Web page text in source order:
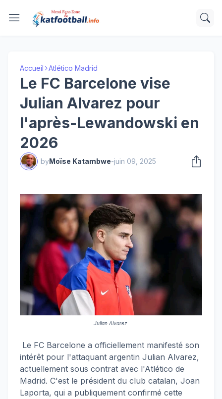
Accueil Atlético Madrid
Le FC Barcelone vise
Julian Alvarez pour
l'après-Lewandowski en
2026
byMoïse Katambwe-juin 09, 2025
Julian Alvarez
Le FC Barcelone a officiellement manifesté son
intérêt pour l'attaquant argentin Julian Alvarez,
actuellement sous contrat avec l'Atlético de
Madrid. C'est le président du club catalan, Joan
Laporta, qui a publiquement confirmé cette